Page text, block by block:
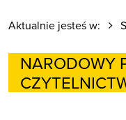
Aktualnie jesteś w:
NARODOWY